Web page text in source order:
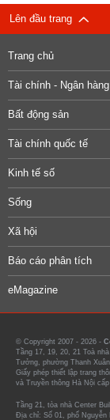
Lên đầu trang
Trang chủ
Tài chính - Ngân hàng
Bất động sản
Tài chính quốc tế
Kinh tế số
Sống
Xã hội
Báo cáo phân tích
eMagazine
© Copyright 2007 - 2026 -
Tầng 17, 19, 20, 21 Toà
Tưởng, phường Thanh
Giấy phép thiết lập trang
và Truyền thông Hà Nội
Tầng 21, tòa nhà Center
Địa chỉ: Số 01, phố Nguyễn